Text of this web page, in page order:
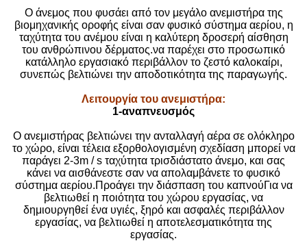
Ο άνεμος που φυσάει από τον μεγάλο ανεμιστήρα της
βιομηχανικής οροφής είναι σαν φυσικό σύστημα αερίου, η
ταχύτητα του ανέμου είναι η καλύτερη δροσερή αίσθηση
του ανθρώπινου δέρματος.να παρέχει στο προσωπικό
κατάλληλο εργασιακό περιβάλλον το ζεστό καλοκαίρι,
συνεπώς βελτιώνει την αποδοτικότητα της παραγωγής.
Λειτουργία του ανεμιστήρα:
1-αναπνευσμός
Ο ανεμιστήρας βελτιώνει την ανταλλαγή αέρα σε ολόκληρο
το χώρο, είναι τέλεια εξορθολογισμένη σχεδίαση μπορεί να
παράγει 2-3m / s ταχύτητα τρισδιάστατο άνεμο, και σας
κάνει να αισθάνεστε σαν να απολαμβάνετε το φυσικό
σύστημα αερίου.Προάγει την διάσπαση του καπνούΓια να
βελτιωθεί η ποιότητα του χώρου εργασίας, να
δημιουργηθεί ένα υγιές, ξηρό και ασφαλές περιβάλλον
εργασίας, να βελτιωθεί η αποτελεσματικότητα της
εργασίας.